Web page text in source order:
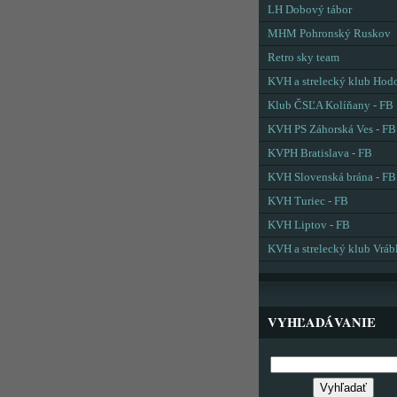
LH Dobový tábor
MHM Pohronský Ruskov
Retro sky team
KVH a strelecký klub
Klub ČSĽA Kolíňany - FB
KVH PS Záhorská Ves - FB
KVPH Bratislava - FB
KVH Slovenská brána - FB
KVH Turiec - FB
KVH Liptov - FB
KVH a strelecký klub
VYHĽADÁVANIE